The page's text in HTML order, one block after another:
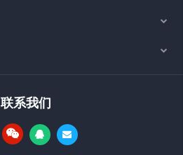
联系我们